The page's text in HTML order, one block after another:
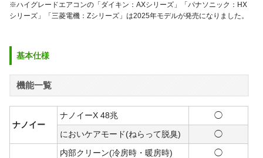
※ハイグレードエアコンの「ダイキン：AXシリーズ」「パナソニック：HX
シリーズ」「三菱電機：Zシリーズ」は2025年モデルが発売になりました。
基本仕様
機能一覧
ナノイー
ナノイーX 48兆
◯
においケアモード(ねらって脱臭)
◯
内部クリーン(冷房時・暖房時)
◯